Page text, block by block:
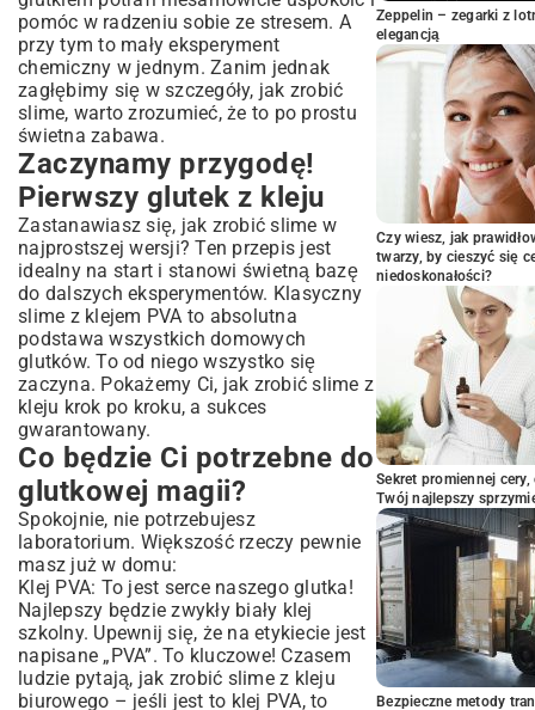
Glutek z płynu do prania
Slime z płynem do soczewek
Czy da się zrobić slime bez kleju?
Coś poszło nie tak? Ratujemy glutka!
Przechowywanie i bezpieczeństwo
Kilka szybkich pytań
No to do dzieła!
pomóc w radzeniu sobie ze stresem. A
przy tym to mały eksperyment
chemiczny w jednym. Zanim jednak
zagłębimy się w szczegóły, jak zrobić
slime, warto zrozumieć, że to po prostu
świetna zabawa.
Zaczynamy przygodę!
Pierwszy glutek z kleju
Zastanawiasz się, jak zrobić slime w
najprostszej wersji? Ten przepis jest
idealny na start i stanowi świetną bazę
do dalszych eksperymentów. Klasyczny
slime z klejem PVA to absolutna
podstawa wszystkich domowych
glutków. To od niego wszystko się
zaczyna. Pokażemy Ci, jak zrobić slime z
kleju krok po kroku, a sukces
gwarantowany.
Co będzie Ci potrzebne do
glutkowej magii?
Spokojnie, nie potrzebujesz
laboratorium. Większość rzeczy pewnie
masz już w domu:
Klej PVA: To jest serce naszego glutka!
Najlepszy będzie zwykły biały klej
szkolny. Upewnij się, że na etykiecie jest
napisane „PVA”. To kluczowe! Czasem
ludzie pytają, jak zrobić slime z kleju
biurowego – jeśli jest to klej PVA, to
Zeppelin – zegarki z
elegancją
Czy wiesz, jak
twarzy, by cieszyć się
niedoskonałości?
Sekret promiennej
Twój najlepszy
Bezpieczne metody